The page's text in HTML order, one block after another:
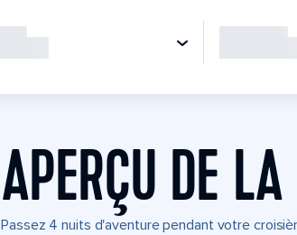
APERÇU DE
Passez 4 nuits d'aventure pendant votre